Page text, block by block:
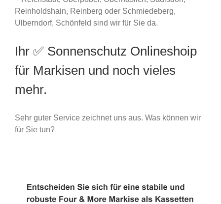
Reinholdshain, Reinberg oder Schmiedeberg,
Ulberndorf, Schönfeld sind wir für Sie da.
Ihr ✅ Sonnenschutz Onlineshoip
für Markisen und noch vieles
mehr.
Sehr guter Service zeichnet uns aus. Was können wir
für Sie tun?